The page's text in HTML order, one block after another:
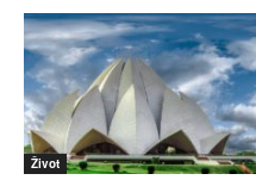
Život